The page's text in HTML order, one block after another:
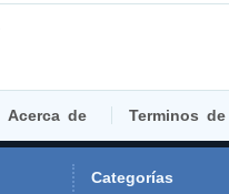
Acerca de Terminos
Categorías